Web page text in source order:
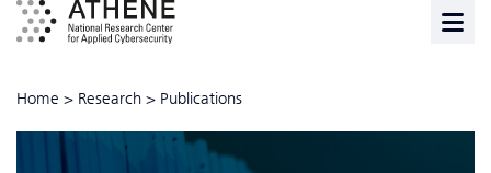
Home > Research > Publications